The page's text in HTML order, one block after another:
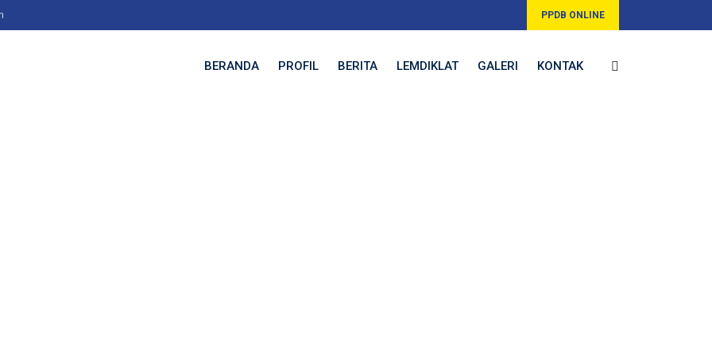
PPDB ONLINE
BERANDA PROFIL BERITA LEMDIKLAT GALERI KONTAK